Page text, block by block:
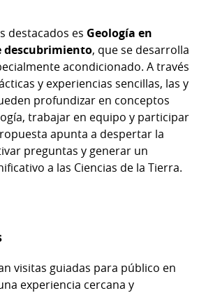
destacados es Geología en
descubrimiento, que se desarrolla
acondicionado. A través
y experiencias sencillas, las y
profundizar en conceptos
trabajar en equipo y participar
apunta a despertar la
preguntas y generar un
a las Ciencias de la Tierra.
visitas guiadas para público en
experiencia cercana y